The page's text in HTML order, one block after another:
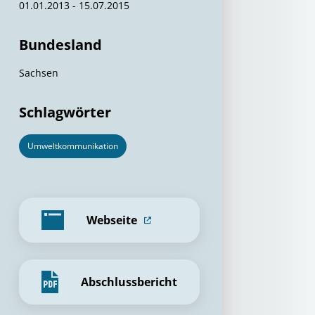
01.01.2013 - 15.07.2015
Bundesland
Sachsen
Schlagwörter
Umweltkommunikation
Webseite
Abschlussbericht